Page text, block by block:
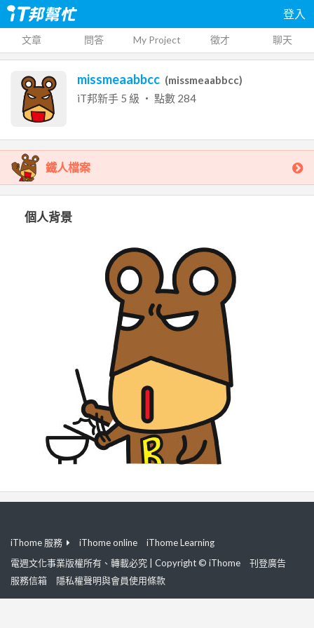
登入
文章 問答 My Project 徵才 聊天
missmeaabbcc (missmeaabbcc)
iT邦新手 5 級 ‧ 點數 284
鐵人檔案
個人背景
iThome 服務 iThome online
iThome Learning
電週文化事業版權所有、轉載必究 | Copyright © iThome
刊登廣告
服務信箱
隱私權聲明與會員使用條款